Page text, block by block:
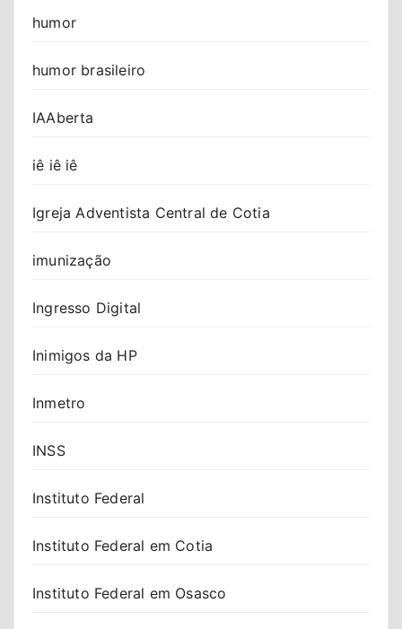
humor
humor brasileiro
IAAberta
iê iê iê
Igreja Adventista Central de Cotia
imunização
Ingresso Digital
Inimigos da HP
Inmetro
INSS
Instituto Federal
Instituto Federal em Cotia
Instituto Federal em Osasco